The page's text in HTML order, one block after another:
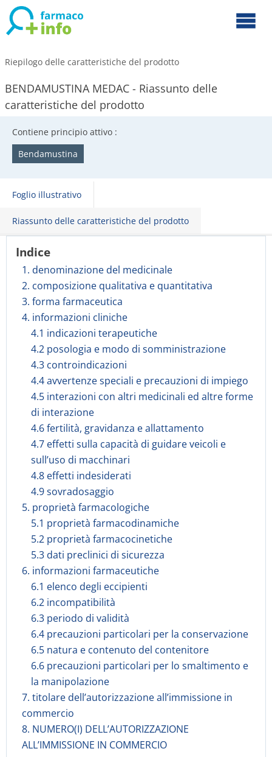
Riepilogo delle caratteristiche del prodotto
BENDAMUSTINA MEDAC - Riassunto delle
caratteristiche del prodotto
Contiene principio attivo :
Bendamustina
Foglio illustrativo
Riassunto delle caratteristiche del prodotto
Indice
1. denominazione del medicinale
2. composizione qualitativa e quantitativa
3. forma farmaceutica
4. informazioni cliniche
4.1 indicazioni terapeutiche
4.2 posologia e modo di somministrazione
4.3 controindicazioni
4.4 avvertenze speciali e precauzioni di impiego
4.5 interazioni con altri medicinali ed altre forme
di interazione
4.6 fertilità, gravidanza e allattamento
4.7 effetti sulla capacità di guidare veicoli e
sull’uso di macchinari
4.8 effetti indesiderati
4.9 sovradosaggio
5. proprietà farmacologiche
5.1 proprietà farmacodinamiche
5.2 proprietà farmacocinetiche
5.3 dati preclinici di sicurezza
6. informazioni farmaceutiche
6.1 elenco degli eccipienti
6.2 incompatibilità
6.3 periodo di validità
6.4 precauzioni particolari per la conservazione
6.5 natura e contenuto del contenitore
6.6 precauzioni particolari per lo smaltimento e
la manipolazione
7. titolare dell’autorizzazione all’immissione in
commercio
8. NUMERO(I) DELL’AUTORIZZAZIONE
ALL’IMMISSIONE IN COMMERCIO